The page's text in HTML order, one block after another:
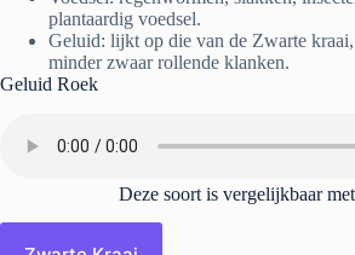
plantaardig voedsel.
Geluid: lijkt op die van de Zwarte
minder zwaar rollende klanken.
Geluid Roek
Deze soort is vergelijkbaar